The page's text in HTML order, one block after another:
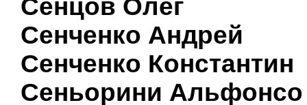
Сенцов Олег
Сенченко Андрей
Сенченко Константин
Сеньорини Альфонсо